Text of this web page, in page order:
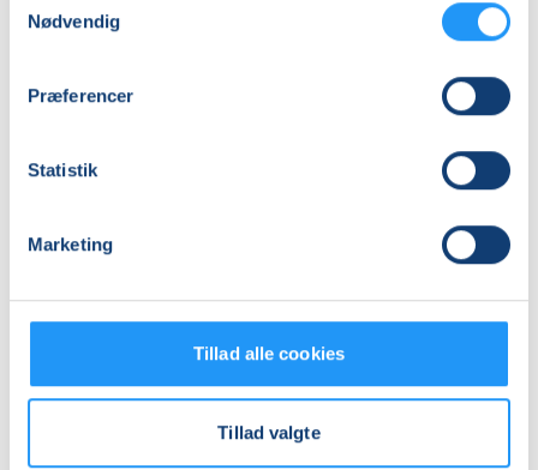
Nødvendig
Præferencer
Statistik
Marketing
Tillad alle cookies
Tillad valgte
torsdag 05.11.2026, kl. 17.00 - 17.50
6mødegange
Hundetræningsbanen . Stenlands, Østergade 107,